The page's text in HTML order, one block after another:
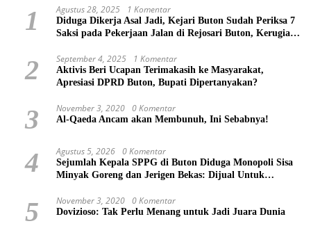
1 Agustus 28, 2025 1 Komentar
Diduga Dikerja Asal Jadi, Kejari Buton Sudah Periksa 7
Saksi pada Pekerjaan Jalan di Rejosari Buton, Kerugian
2 September 4, 2025 1 Komentar
Aktivis Beri Ucapan Terimakasih ke Masyarakat,
Apresiasi DPRD Buton, Bupati Dipertanyakan?
3 November 3, 2020 0 Komentar
Al-Qaeda Ancam akan Membunuh, Ini Sebabnya!
4 Agustus 5, 2026 0 Komentar
Sejumlah Kepala SPPG di Buton Diduga Monopoli Sisa
Minyak Goreng dan Jerigen Bekas: Dijual Untuk
5 November 3, 2020 0 Komentar
Dovizioso: Tak Perlu Menang untuk Jadi Juara Dunia